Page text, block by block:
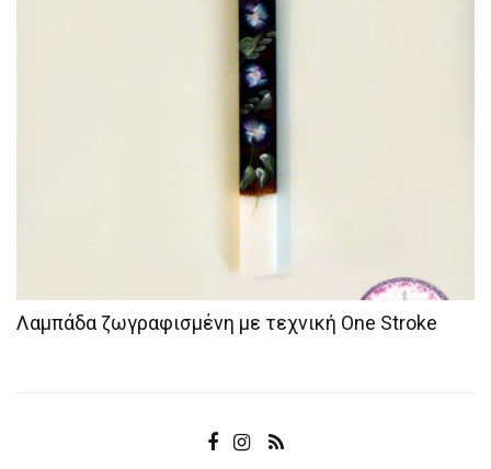
Λαμπάδα ζωγραφισμένη με τεχνική One Stroke